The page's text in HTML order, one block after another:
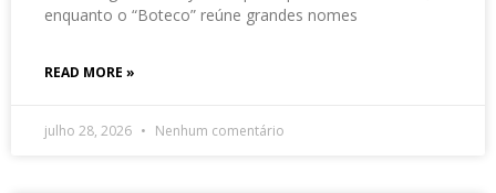
enquanto o “Boteco” reúne grandes nomes
READ MORE »
julho 28, 2026 Nenhum comentário